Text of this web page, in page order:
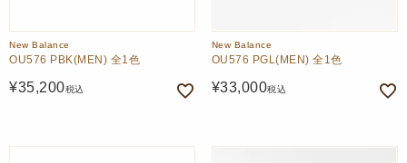
New Balance
OU576 PBK(MEN) 全1色
¥35,200税込
New Balance
OU576 PGL(MEN) 全1色
¥33,000税込